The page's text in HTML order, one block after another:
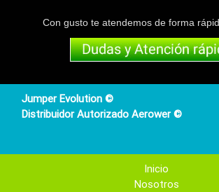
Con gusto te atendemos de forma
Jumper Evolution ©
Distribuidor Autorizado Aerower ©
Inicio
Nosotros